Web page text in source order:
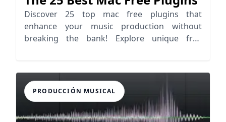
Discover 25 top mac free plugins that
enhance your music production without
breaking the bank! Explore unique free
PRODUCCIÓN MUSICAL